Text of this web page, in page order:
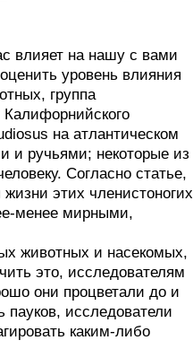
влияет на нашу с вами
уровень влияния
группа
на атлантическом
и ручьями; некоторые из
Согласно статье,
этих членистоногих
менее мирными,
животных и насекомых,
это, исследователям
они процветали до и
пауков, исследователи
каким-либо